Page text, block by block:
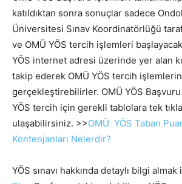
katıldıktan sonra sonuçlar sadece
Üniversitesi Sınav Koordinatörlüğü
ve OMÜ YÖS tercih işlemleri
YÖS internet adresi üzerinde yer alan
takip ederek OMÜ YÖS tercih
gerçekleştirebilirler. OMÜ YÖS
YÖS tercih için gerekli tablolara tek
ulaşabilirsiniz. >>OMÜ YÖS Taban
Kontenjanları Nelerdir?
YÖS sınavı hakkında detaylı bilgi almak